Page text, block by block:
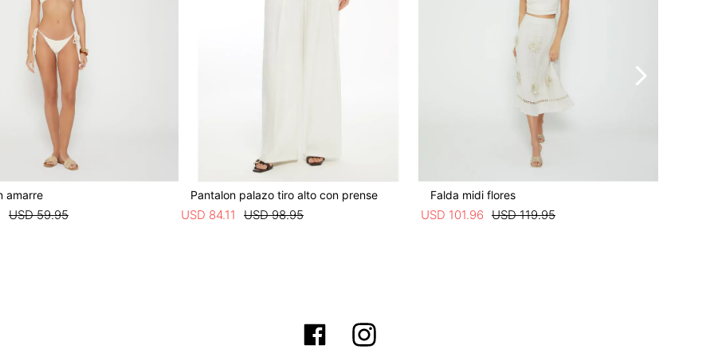
amarre
USD 59.95
Pantalon palazo tiro alto con prense
USD 98.95
USD 84.11
Falda midi flores
USD 119.95
USD 101.96